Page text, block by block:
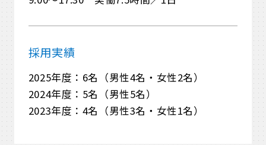
採用実績
2025年度：6名（男性4名・女性2名）
2024年度：5名（男性5名）
2023年度：4名（男性3名・女性1名）